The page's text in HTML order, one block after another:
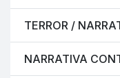
TERROR /
NARRATIVA